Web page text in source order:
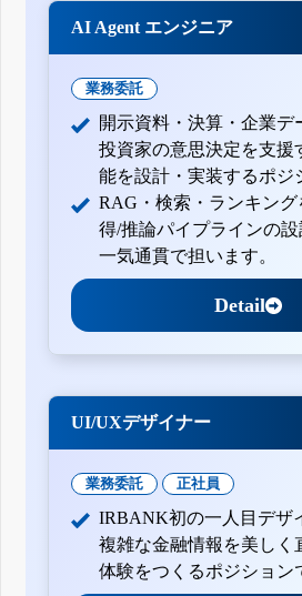
AI Agent エンジニア
業務委託
開示資料・決算・企業デ
投資家の意思決定を支援
能を設計・実装するポジ
RAG・検索・ランキング
得/推論パイプラインの
一気通貫で担います。
Detail
UI/UXデザイナー
業務委託 正社員
IRBANK初の一人目デザ
複雑な金融情報を美しく
体験をつくるポジション